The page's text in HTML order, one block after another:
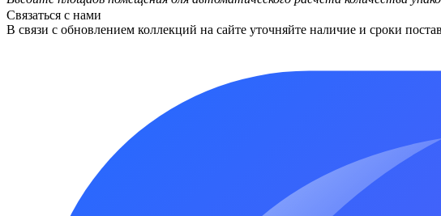
Связаться с нами
В связи с обновлением коллекций на сайте уточняйте наличие и сроки